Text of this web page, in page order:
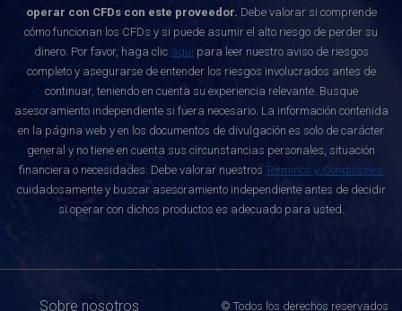
operar con CFDs con este proveedor. Debe valorar si comprende
cómo funcionan los CFDs y si puede asumir el alto riesgo de perder su
dinero. Por favor, haga clic aquípara leer nuestro aviso de riesgos
completo y asegurarse de entender los riesgos involucrados antes de
continuar, teniendo en cuenta su experiencia relevante. Busque
asesoramiento independiente si fuera necesario. La información contenida
en la página web y en los documentos de divulgación es solo de carácter
general y no tiene en cuenta sus circunstancias personales, situación
financiera o necesidades. Debe valorar nuestros Términos y Condiciones
cuidadosamente y buscar asesoramiento independiente antes de decidir
si operar con dichos productos es adecuado para usted.
Sobre nosotros © Todos los derechos reservados